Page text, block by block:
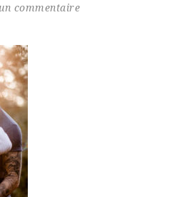
commentaire